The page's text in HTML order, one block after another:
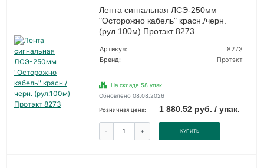
Лента сигнальная ЛСЭ-250мм
"Осторожно кабель" красн./черн.
(рул.100м) Протэкт 8273
Артикул:
8273
Бренд:
Протэкт
На складе 58 упак.
Обновлено 08.08.2026
Розничная цена: 1 880.52 руб. / упак.
- + КУПИТЬ